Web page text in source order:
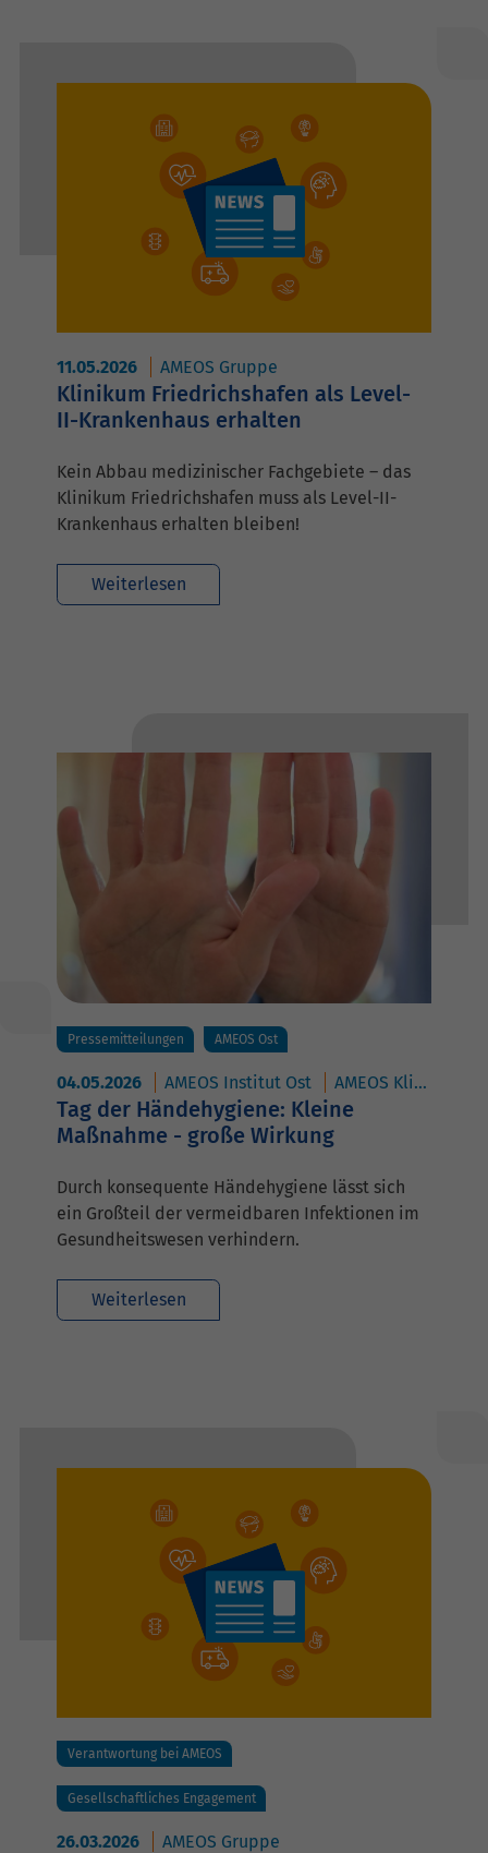
11.05.2026 AMEOS Gruppe
Klinikum Friedrichshafen als Level-
II-Krankenhaus erhalten
Kein Abbau medizinischer Fachgebiete – das
Klinikum Friedrichshafen muss als Level-II-
Krankenhaus erhalten bleiben!
Weiterlesen
Pressemitteilungen AMEOS Ost
04.05.2026 AMEOS Institut Ost AMEOS Klinikum Aschersleben
Tag der Händehygiene: Kleine
Maßnahme - große Wirkung
Durch konsequente Händehygiene lässt sich
ein Großteil der vermeidbaren Infektionen im
Gesundheitswesen verhindern.
Weiterlesen
Verantwortung bei AMEOS
Gesellschaftliches Engagement
26.03.2026 AMEOS Gruppe